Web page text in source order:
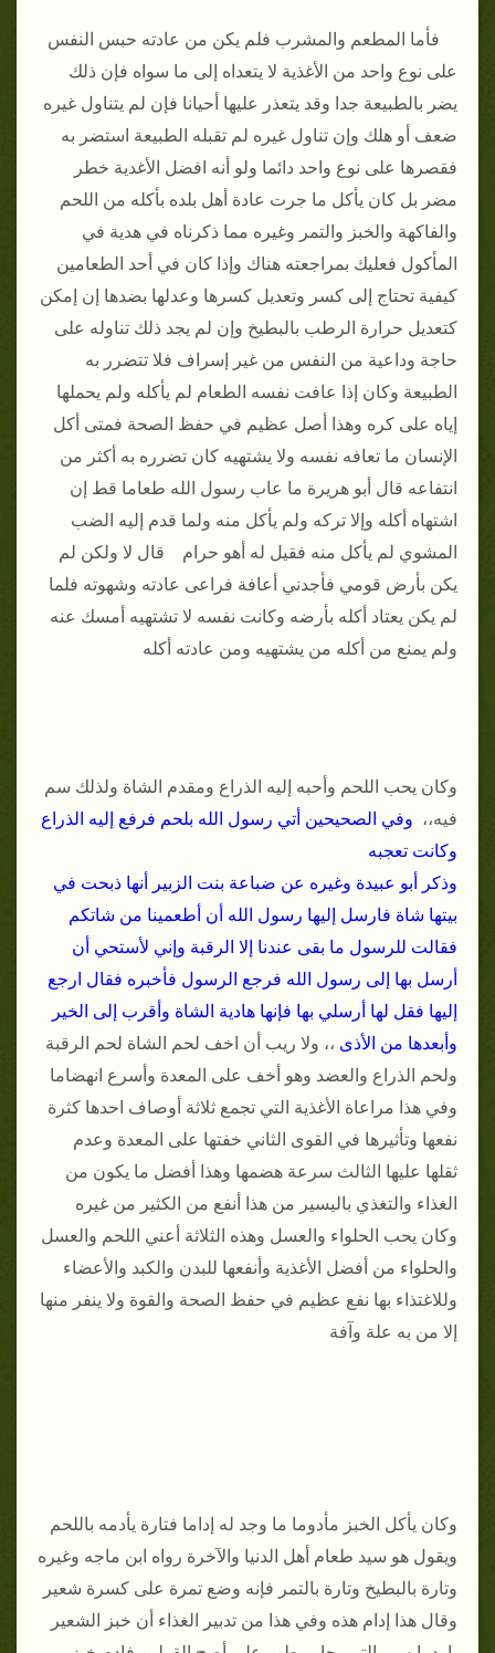
فأما المطعم والمشرب فلم يكن من عادته حبس النفس
على نوع واحد من الأغذية لا يتعداه إلى ما سواه فإن ذلك
يضر بالطبيعة جدا وقد يتعذر عليها أحيانا فإن لم يتناول غيره
ضعف أو هلك وإن تناول غيره لم تقبله الطبيعة استضر به
فقصرها على نوع واحد دائما ولو أنه افضل الأغدية خطر
مضر بل كان يأكل ما جرت عادة أهل بلده بأكله من اللحم
والفاكهة والخبز والتمر وغيره مما ذكرناه في هدية في
المأكول فعليك بمراجعته هناك وإذا كان في أحد الطعامين
كيفية تحتاج إلى كسر وتعديل كسرها وعدلها بضدها إن إمكن
كتعديل حرارة الرطب بالبطيخ وإن لم يجد ذلك تناوله على
حاجة وداعية من النفس من غير إسراف فلا تتضرر به
الطبيعة وكان إذا عافت نفسه الطعام لم يأكله ولم يحملها
إياه على كره وهذا أصل عظيم في حفظ الصحة فمتى أكل
الإنسان ما تعافه نفسه ولا يشتهيه كان تضرره به أكثر من
انتفاعه قال أبو هريرة ما عاب رسول الله طعاما قط إن
اشتهاه أكله وإلا تركه ولم يأكل منه ولما قدم إليه الضب
المشوي لم يأكل منه فقيل له أهو حرام قال لا ولكن لم
يكن بأرض قومي فأجدني أعافة فراعى عادته وشهوته فلما
لم يكن يعتاد أكله بأرضه وكانت نفسه لا تشتهيه أمسك عنه
ولم يمنع من أكله من يشتهيه ومن عادته أكله
وكان يحب اللحم وأحبه إليه الذراع ومقدم الشاة ولذلك سم
فيه،، وفي الصحيحين أتي رسول الله بلحم فرفع إليه الذراع
وكانت تعجبه
وذكر أبو عبيدة وغيره عن ضباعة بنت الزبير أنها ذبحت في
بيتها شاة فارسل إليها رسول الله أن أطعمينا من شاتكم
فقالت للرسول ما بقى عندنا إلا الرقبة وإني لأستحي أن
أرسل بها إلى رسول الله فرجع الرسول فأخبره فقال ارجع
إليها فقل لها أرسلي بها فإنها هادية الشاة وأقرب إلى الخير
وأبعدها من الأذى ،، ولا ريب أن اخف لحم الشاة لحم الرقبة
ولحم الذراع والعضد وهو أخف على المعدة وأسرع انهضاما
وفي هذا مراعاة الأغذية التي تجمع ثلاثة أوصاف احدها كثرة
نفعها وتأثيرها في القوى الثاني خفتها على المعدة وعدم
ثقلها عليها الثالث سرعة هضمها وهذا أفضل ما يكون من
الغذاء والتغذي باليسير من هذا أنفع من الكثير من غيره
وكان يحب الحلواء والعسل وهذه الثلاثة أعني اللحم والعسل
والحلواء من أفضل الأغذية وأنفعها للبدن والكبد والأعضاء
وللاغتذاء بها نفع عظيم في حفظ الصحة والقوة ولا ينفر منها
إلا من به علة وآفة
وكان يأكل الخبز مأدوما ما وجد له إداما فتارة يأدمه باللحم
ويقول هو سيد طعام أهل الدنيا والآخرة رواه ابن ماجه وغيره
وتارة بالبطيخ وتارة بالتمر فإنه وضع تمرة على كسرة شعير
وقال هذا إدام هذه وفي هذا من تدبير الغذاء أن خبز الشعير